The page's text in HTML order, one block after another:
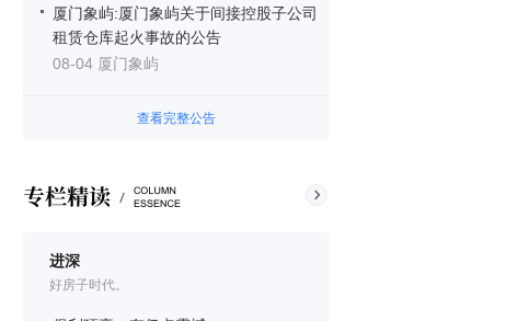
厦门象屿:厦门象屿关于间接控股子公司
租赁仓库起火事故的公告
08-04 厦门象屿
查看完整公告
进深
好房子时代。